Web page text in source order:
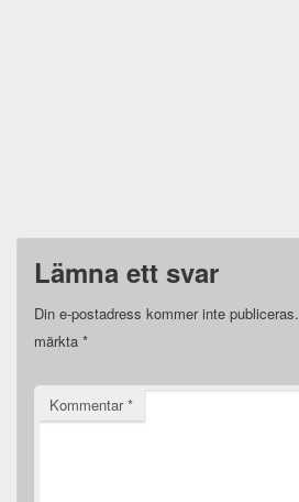
Lämna ett svar
Din e-postadress kommer inte publiceras.
märkta *
Kommentar*